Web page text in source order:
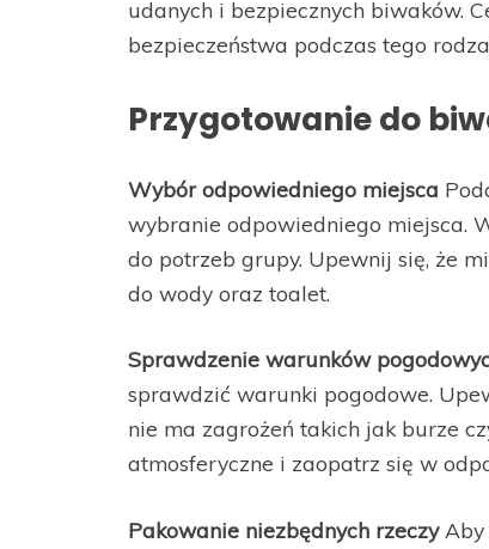
udanych i bezpiecznych biwaków.
bezpieczeństwa podczas tego
Przygotowanie do
Wybór odpowiedniego miejsca
wybranie odpowiedniego miejsca.
do potrzeb grupy. Upewnij się, że
do wody oraz toalet.
Sprawdzenie warunków
sprawdzić warunki pogodowe.
nie ma zagrożeń takich jak burze
atmosferyczne i zaopatrz się w
Pakowanie niezbędnych rzeczyAby